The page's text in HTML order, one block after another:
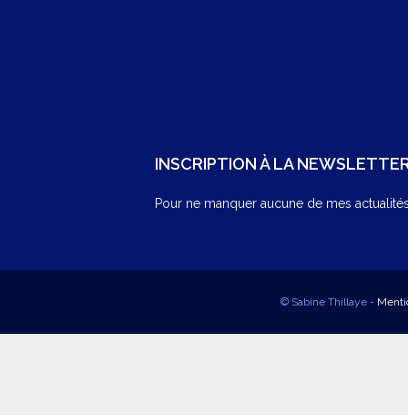
INSCRIPTION À LA
Pour ne manquer aucune de mes
© Sabine Thillaye -